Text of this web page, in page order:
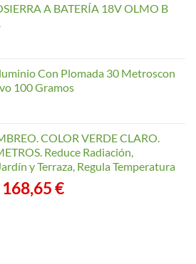
A BATERÍA 18V OLMO B
Con Plomada 30 Metroscon
100 Gramos
COLOR VERDE CLARO.
Reduce Radiación,
y Terraza, Regula Temperatura
168,65€Rango